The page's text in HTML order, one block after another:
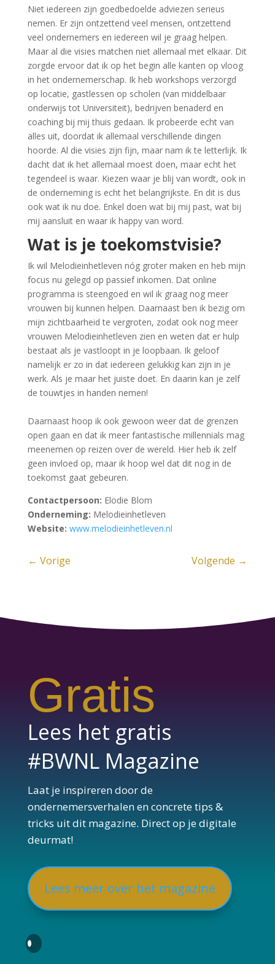
Niet iedereen zijn goedbedoelde adviezen serieus
nemen. Er zijn ontzettend veel mensen, ontzettend
veel ondernemers en iedereen wil je graag helpen.
Maar al die visies matchen niet allemaal met elkaar. Dit
zorgde ervoor dat ik op het begin alle kanten op vloog
in het ondernemerschap. Ik heb workshops verzorgd
op locatie, gastlessen op scholen (van middelbaar
onderwijs tot Universiteit), bedrijven benaderd en
coaching bij mij thuis gedaan. Ik probeerde echt van
alles uit, doordat ik allemaal verschillende dingen
hoorde. Al die visies zijn fijn, maar nam ik te letterlijk. Ik
dacht dat ik het allemaal moest doen, maar echt het
tegendeel is waar. Kiezen waar je blij van wordt, ook in
de onderneming is echt het belangrijkste. En dit is dus
ook wat ik nu doe. Enkel doen wat bij mij past, wat bij
mij aansluit en waar ik happy van word.
Wat is je toekomstvisie?
Ik wil Melodieinhetleven nóg groter maken en heb mijn
focus nu gelegd op passief inkomen. Dat online
programma is steengoed en wil ik graag nog meer
vrouwen bij kunnen helpen. Daarnaast ben ik bezig om
mijn zichtbaarheid te vergroten, zodat ook nog meer
vrouwen Melodieinhetleven zien en weten dat er hulp
bestaat als je vastloopt in je loopbaan. Ik geloof
namelijk er zo in dat iedereen gelukkig kan zijn in je
werk. Als je maar het juiste doet. En daarin kan je zelf
de touwtjes in handen nemen!
Daarnaast hoop ik ook gewoon weer dat de grenzen
open gaan en dat ik meer fantastische millennials mag
meenemen op reizen over de wereld. Hier heb ik zelf
geen invloed op, maar ik hoop wel dat dit nog in de
toekomst gaat gebeuren.
Contactpersoon: Elodie Blom
Onderneming: Melodieinhetleven
Website: www.melodieinhetleven.nl
← Vorige Volgende →
Gratis
Lees het gratis
#BWNL Magazine
Laat je inspireren door de
ondernemersverhalen en concrete tips &
tricks uit dit magazine. Direct op je digitale
deurmat!
Lees meer over het magazine